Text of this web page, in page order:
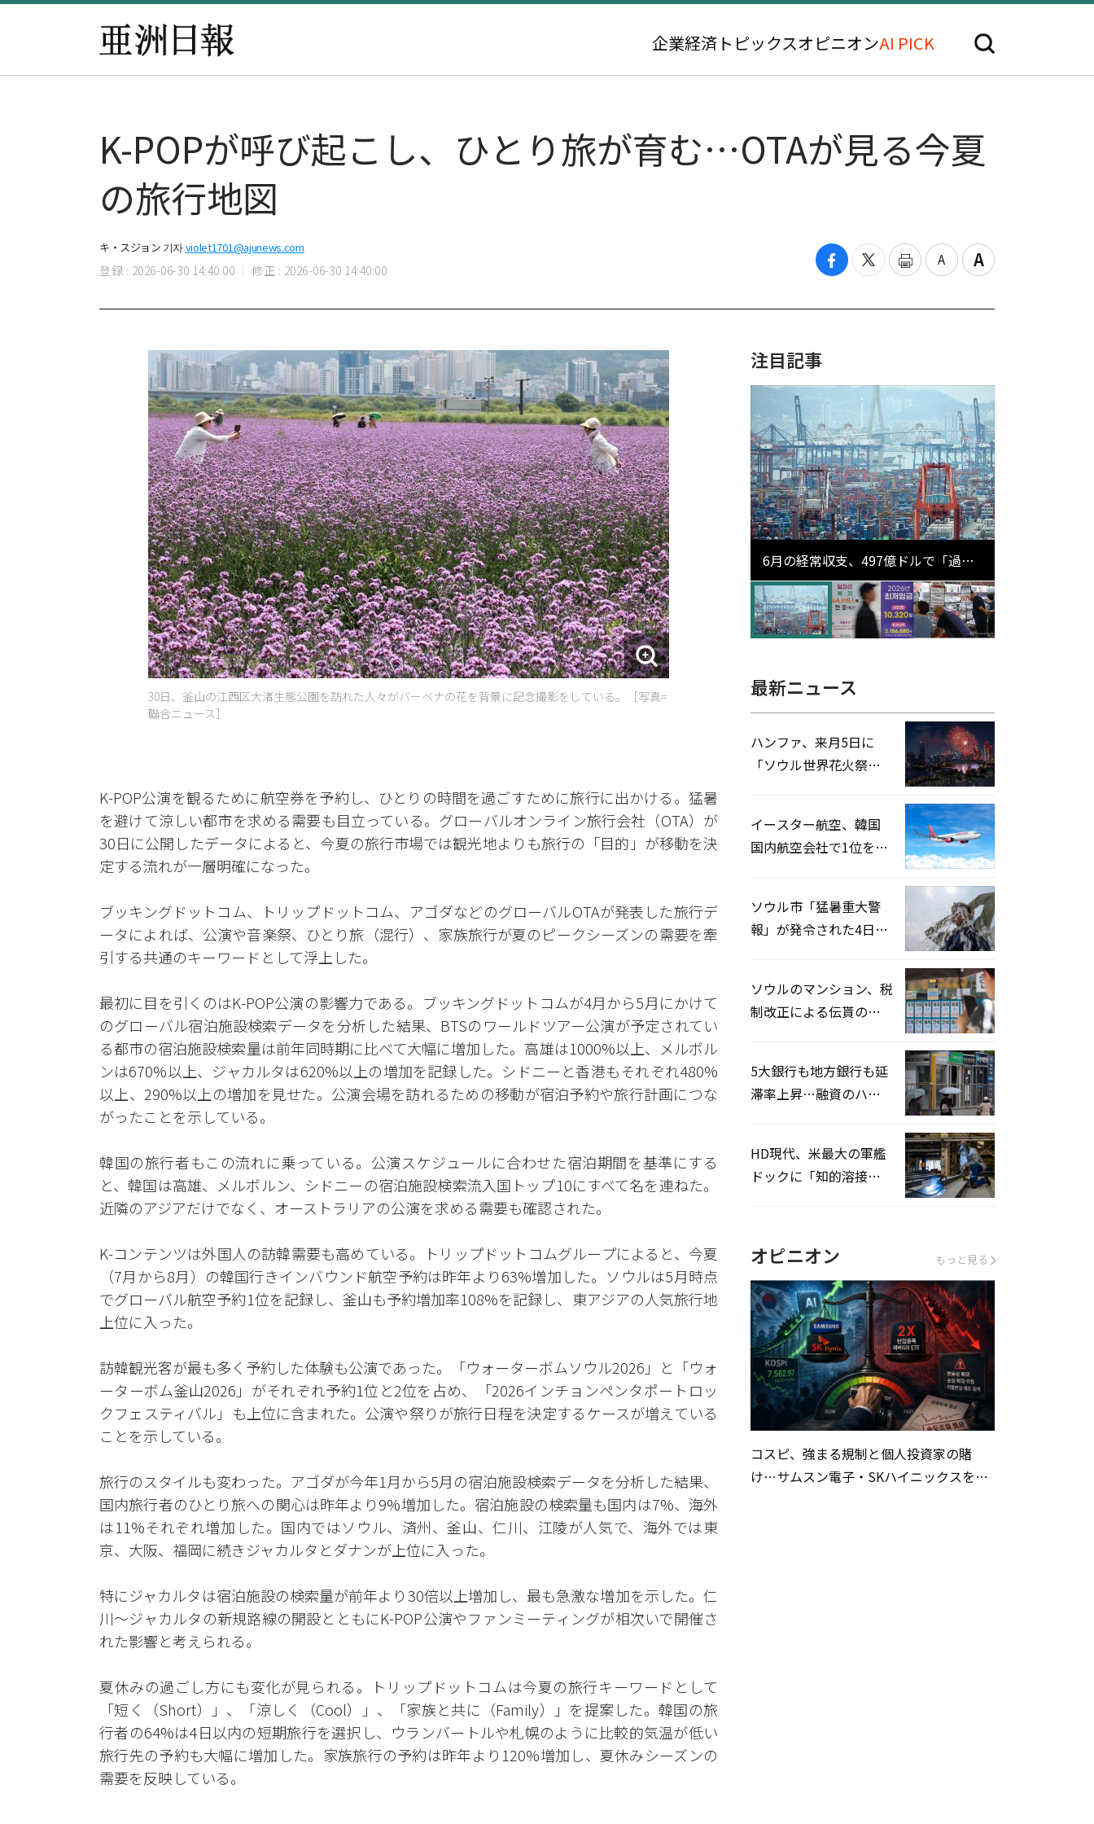
企業経済 トピックスオピニオンAI PICK
K-POPが呼び起こし、ひとり旅が育む…OTAが見る今夏
の旅行地図
キ・スジョン 기자violet1701@ajunews.com
登録 : 2026-06-30 14:40:00 修正 : 2026-06-30 14:40:00
30日、釜山の江西区大渚生態公園を訪れた人々がバーベナの花を背景に記念撮影をしている。［写真=
聯合ニュース］
K-POP公演を観るために航空券を予約し、ひとりの時間を過ごすために旅行に出かける。猛暑
を避けて涼しい都市を求める需要も目立っている。グローバルオンライン旅行会社（OTA）が
30日に公開したデータによると、今夏の旅行市場では観光地よりも旅行の「目的」が移動を決
定する流れが一層明確になった。
ブッキングドットコム、トリップドットコム、アゴダなどのグローバルOTAが発表した旅行デ
ータによれば、公演や音楽祭、ひとり旅（混行）、家族旅行が夏のピークシーズンの需要を牽
引する共通のキーワードとして浮上した。
最初に目を引くのはK-POP公演の影響力である。ブッキングドットコムが4月から5月にかけて
のグローバル宿泊施設検索データを分析した結果、BTSのワールドツアー公演が予定されてい
る都市の宿泊施設検索量は前年同時期に比べて大幅に増加した。高雄は1000%以上、メルボル
ンは670%以上、ジャカルタは620%以上の増加を記録した。シドニーと香港もそれぞれ480%
以上、290%以上の増加を見せた。公演会場を訪れるための移動が宿泊予約や旅行計画につな
がったことを示している。
韓国の旅行者もこの流れに乗っている。公演スケジュールに合わせた宿泊期間を基準にする
と、韓国は高雄、メルボルン、シドニーの宿泊施設検索流入国トップ10にすべて名を連ねた。
近隣のアジアだけでなく、オーストラリアの公演を求める需要も確認された。
K-コンテンツは外国人の訪韓需要も高めている。トリップドットコムグループによると、今夏
（7月から8月）の韓国行きインバウンド航空予約は昨年より63%増加した。ソウルは5月時点
でグローバル航空予約1位を記録し、釜山も予約増加率108%を記録し、東アジアの人気旅行地
上位に入った。
訪韓観光客が最も多く予約した体験も公演であった。「ウォーターボムソウル2026」と「ウォ
ーターボム釜山2026」がそれぞれ予約1位と2位を占め、「2026インチョンペンタポートロッ
クフェスティバル」も上位に含まれた。公演や祭りが旅行日程を決定するケースが増えている
ことを示している。
旅行のスタイルも変わった。アゴダが今年1月から5月の宿泊施設検索データを分析した結果、
国内旅行者のひとり旅への関心は昨年より9%増加した。宿泊施設の検索量も国内は7%、海外
は11%それぞれ増加した。国内ではソウル、済州、釜山、仁川、江陵が人気で、海外では東
京、大阪、福岡に続きジャカルタとダナンが上位に入った。
特にジャカルタは宿泊施設の検索量が前年より30倍以上増加し、最も急激な増加を示した。仁
川～ジャカルタの新規路線の開設とともにK-POP公演やファンミーティングが相次いで開催さ
れた影響と考えられる。
夏休みの過ごし方にも変化が見られる。トリップドットコムは今夏の旅行キーワードとして
「短く（Short）」、「涼しく（Cool）」、「家族と共に（Family）」を提案した。韓国の旅
行者の64%は4日以内の短期旅行を選択し、ウランバートルや札幌のように比較的気温が低い
旅行先の予約も大幅に増加した。家族旅行の予約は昨年より120%増加し、夏休みシーズンの
需要を反映している。
注目記事
6月の経常収支、497億ドルで「過去
最大」…輸出が初の1000億ドル突破
最新ニュース
ハンファ、来月5日に
「ソウル世界花火祭り
イースター航空、韓国
国内航空会社で1位を記
ソウル市「猛暑重大警
報」が発令された4日、
ソウルのマンション、税
制改正による伝貰の月
5大銀行も地方銀行も延
滞率上昇…融資のハー
HD現代、米最大の軍艦
ドックに「知的溶接」
オピニオン もっと見る
コスピ、強まる規制と個人投資家の賭
け…サムスン電子・SKハイニックスを巡